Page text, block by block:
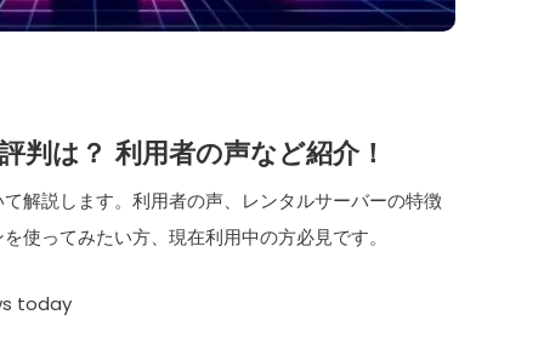
判は？ 利用者の声など紹介！
解説します。利用者の声、レンタルサーバーの特徴
使ってみたい方、現在利用中の方必見です。
today